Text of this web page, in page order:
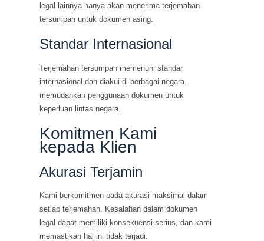
legal lainnya hanya akan menerima terjemahan
tersumpah untuk dokumen asing.
Standar Internasional
Terjemahan tersumpah memenuhi standar
internasional dan diakui di berbagai negara,
memudahkan penggunaan dokumen untuk
keperluan lintas negara.
Komitmen Kami
kepada Klien
Akurasi Terjamin
Kami berkomitmen pada akurasi maksimal dalam
setiap terjemahan. Kesalahan dalam dokumen
legal dapat memiliki konsekuensi serius, dan kami
memastikan hal ini tidak terjadi.